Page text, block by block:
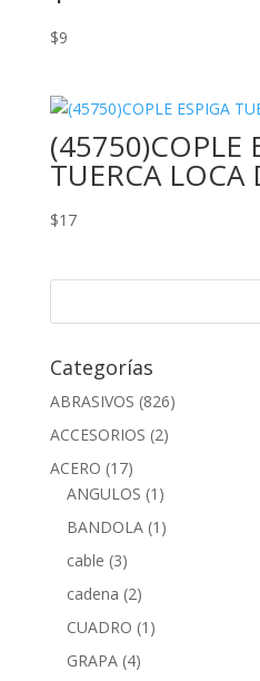
$9
(45750)COPLE
TUERCA LOCA
$17
Categorías
ABRASIVOS (826)
ACCESORIOS (2)
ACERO (17)
ANGULOS (1)
BANDOLA (1)
cable (3)
cadena (2)
CUADRO (1)
GRAPA (4)